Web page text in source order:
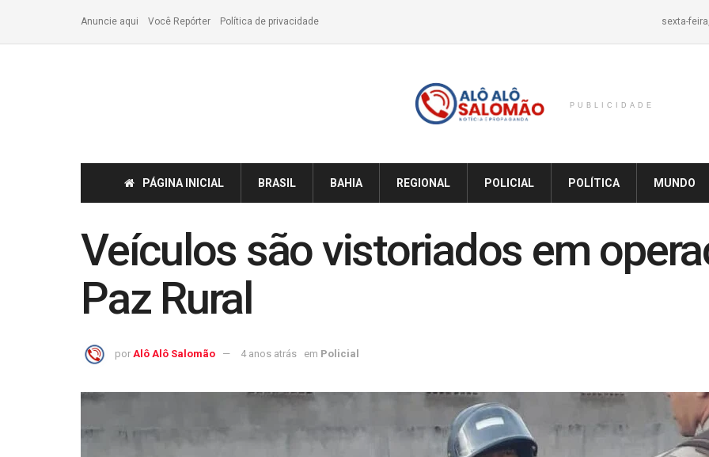
Anuncie aqui Você Repórter Política de privacidade sexta-
PUBLICIDADE
PÁGINA INICIAL BRASIL BAHIA REGIONAL POLICIAL POLÍTICA MUNDO
Veículos são vistoriados em
Paz Rural
por Alô Alô Salomão 4 anos atrás em Policial